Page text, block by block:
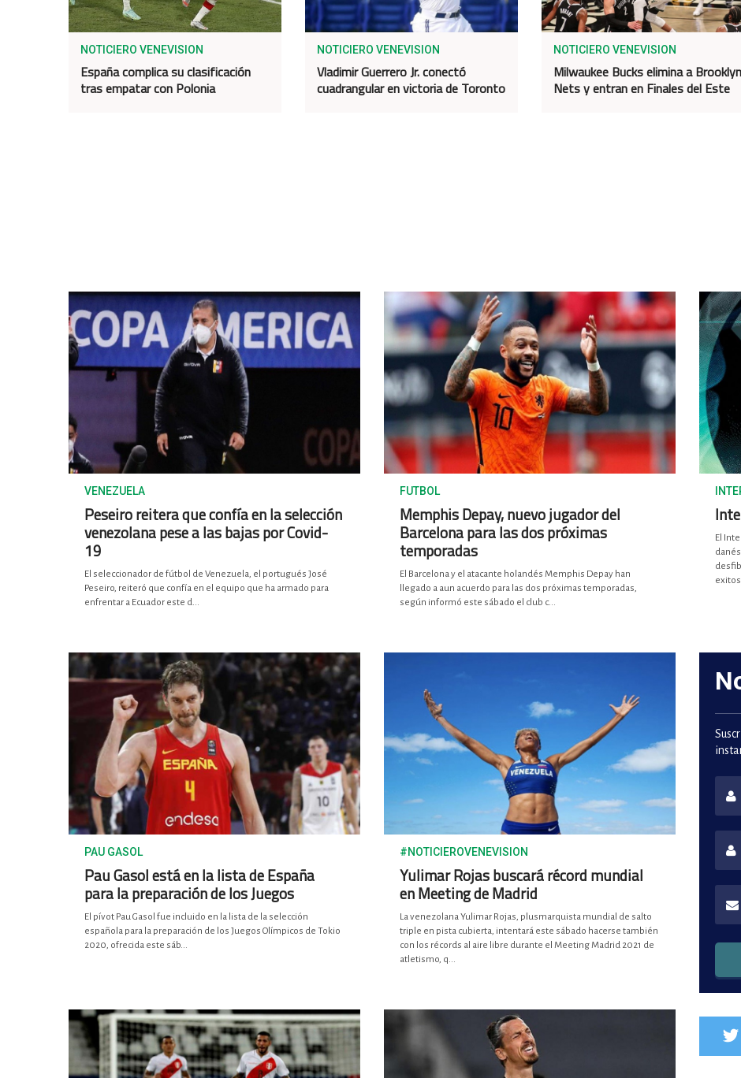
NOTICIERO VENEVISION
España complica su clasificación
tras empatar con Polonia
NOTICIERO VENEVISION
Vladimir Guerrero Jr. conectó
cuadrangular en victoria de Toronto
NOTICIERO VENEVISION
Milwaukee Bucks elimina a Brooklyn
Nets y entran en Finales del Este
VENEZUELA
Peseiro reitera que confía en la selección
venezolana pese a las bajas por Covid-
19
El seleccionador de fútbol de Venezuela, el portugués José
Peseiro, reiteró que confía en el equipo que ha armado para
enfrentar a Ecuador este d...
FUTBOL
Memphis Depay, nuevo jugador del
Barcelona para las dos próximas
temporadas
El Barcelona y el atacante holandés Memphis Depay han
llegado a aun acuerdo para las dos próximas temporadas,
según informó este sábado el club c...
El
PAU GASOL
Pau Gasol está en la lista de España
para la preparación de los Juegos
El pívot Pau Gasol fue incluido en la lista de la selección
española para la preparación de los Juegos Olímpicos de Tokio
2020, ofrecida este sáb...
#NOTICIEROVENEVISION
Yulimar Rojas buscará récord mundial
en Meeting de Madrid
La venezolana Yulimar Rojas, plusmarquista mundial de salto
triple en pista cubierta, intentará este sábado hacerse también
con los récords al aire libre durante el Meeting Madrid 2021 de
atletismo, q...